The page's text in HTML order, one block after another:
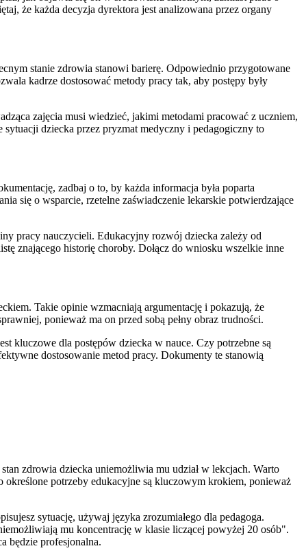
że każda decyzja dyrektora jest analizowana przez organy
stanie zdrowia stanowi barierę. Odpowiednio przygotowane
kadrze dostosować metody pracy tak, aby postępy były
zajęcia musi wiedzieć, jakimi metodami pracować z uczniem,
dziecka przez pryzmat medyczny i pedagogiczny to
zadbaj o to, by każda informacja była poparta
się o wsparcie, rzetelne zaświadczenie lekarskie potwierdzające
pracy nauczycieli. Edukacyjny rozwój dziecka zależy od
znającego historię choroby. Dołącz do wniosku wszelkie inne
Takie opinie wzmacniają argumentację i pokazują, że
ponieważ ma on przed sobą pełny obraz trudności.
kluczowe dla postępów dziecka w nauce. Czy potrzebne są
dostosowanie metod pracy. Dokumenty te stanowią
zdrowia dziecka uniemożliwia mu udział w lekcjach. Warto
określone potrzeby edukacyjne są kluczowym krokiem, ponieważ
sytuację, używaj języka zrozumiałego dla pedagoga.
mu koncentrację w klasie liczącej powyżej 20 osób".
będzie profesjonalna.